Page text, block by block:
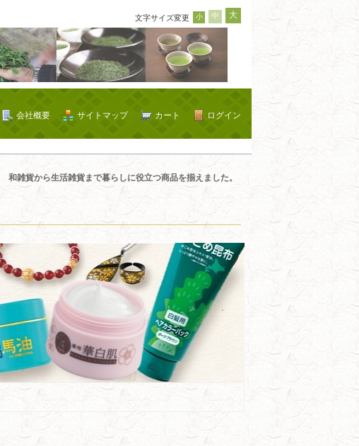
文字サイズ変更 小 中 大
ログイン
カート
サイトマップ
会社概要
和雑貨から生活雑貨まで暮らしに役立つ商品を揃えました。